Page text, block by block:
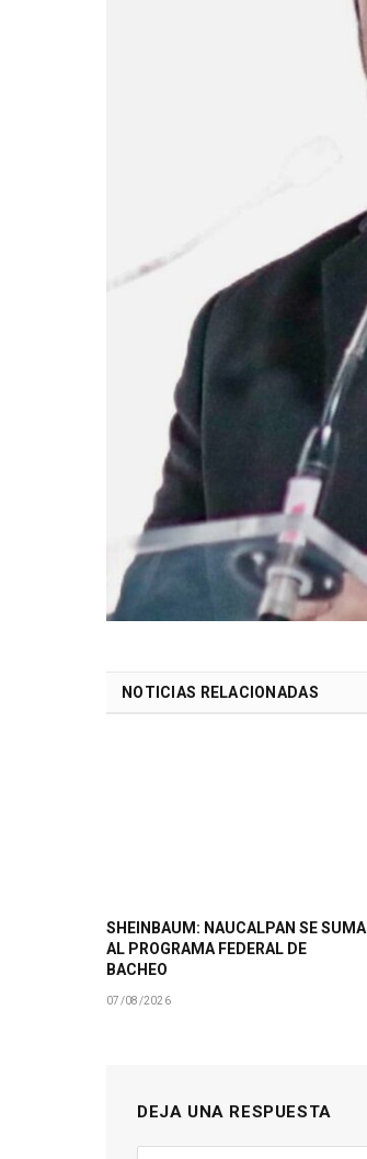
NOTICIAS RELACIONADAS
SHEINBAUM: NAUCALPAN SE SUMA
AL PROGRAMA FEDERAL DE
BACHEO
07/08/2026
DEJA UNA RESPUESTA